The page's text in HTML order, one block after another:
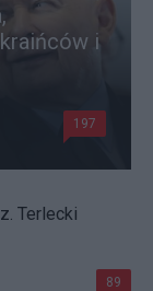
i
197
Terlecki
89